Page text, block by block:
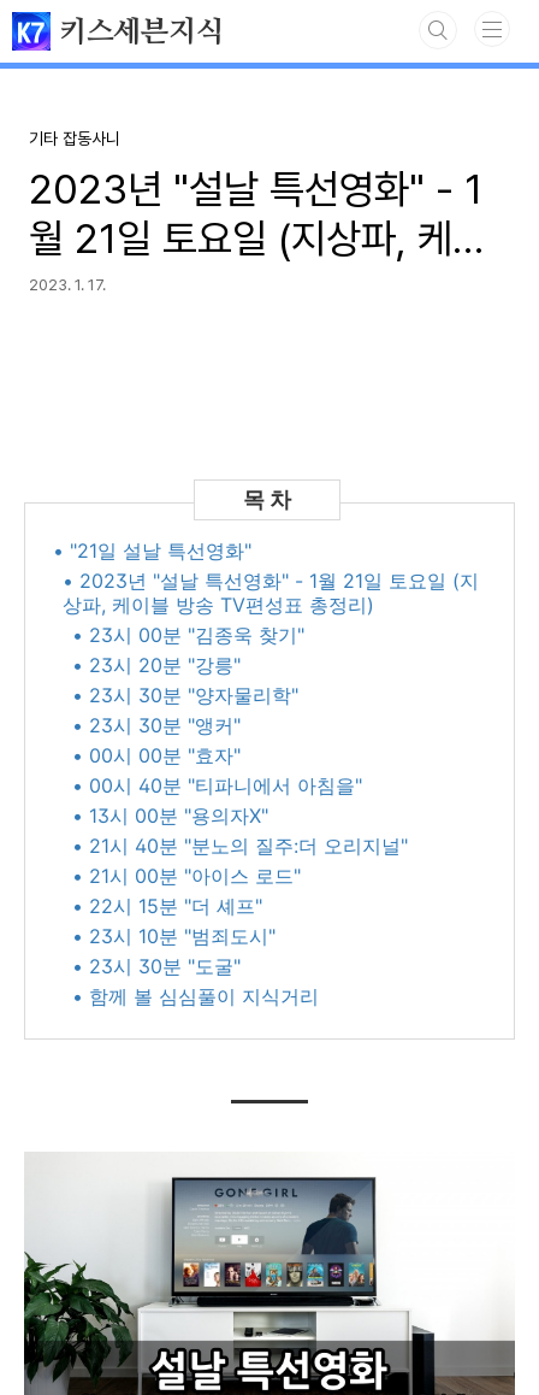
본문 바로가기
키스세븐지식
기타 잡동사니
2023년 "설날 특선영화" - 1
월 21일 토요일 (지상파, 케이
블 방송 TV편성표 총정리)
2023. 1. 17.
• "21일 설날 특선영화"
• 2023년 "설날 특선영화" - 1월 21일 토요일 (지
상파, 케이블 방송 TV편성표 총정리)
• 23시 00분 "김종욱 찾기"
• 23시 20분 "강릉"
• 23시 30분 "양자물리학"
• 23시 30분 "앵커"
• 00시 00분 "효자"
• 00시 40분 "티파니에서 아침을"
• 13시 00분 "용의자X"
• 21시 40분 "분노의 질주:더 오리지널"
• 21시 00분 "아이스 로드"
• 22시 15분 "더 셰프"
• 23시 10분 "범죄도시"
• 23시 30분 "도굴"
• 함께 볼 심심풀이 지식거리